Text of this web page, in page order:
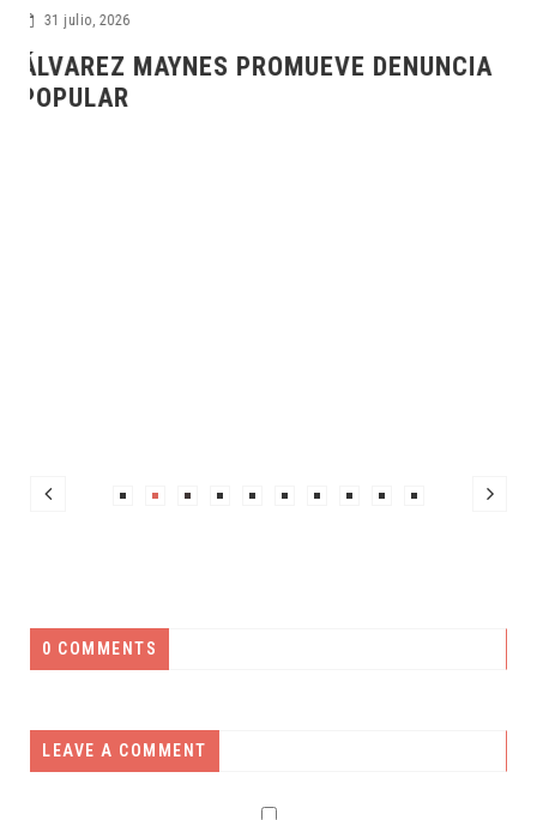
MC REFRENDA SU COMPROMISO
YUCATÁN
0 COMMENTS
LEAVE A COMMENT